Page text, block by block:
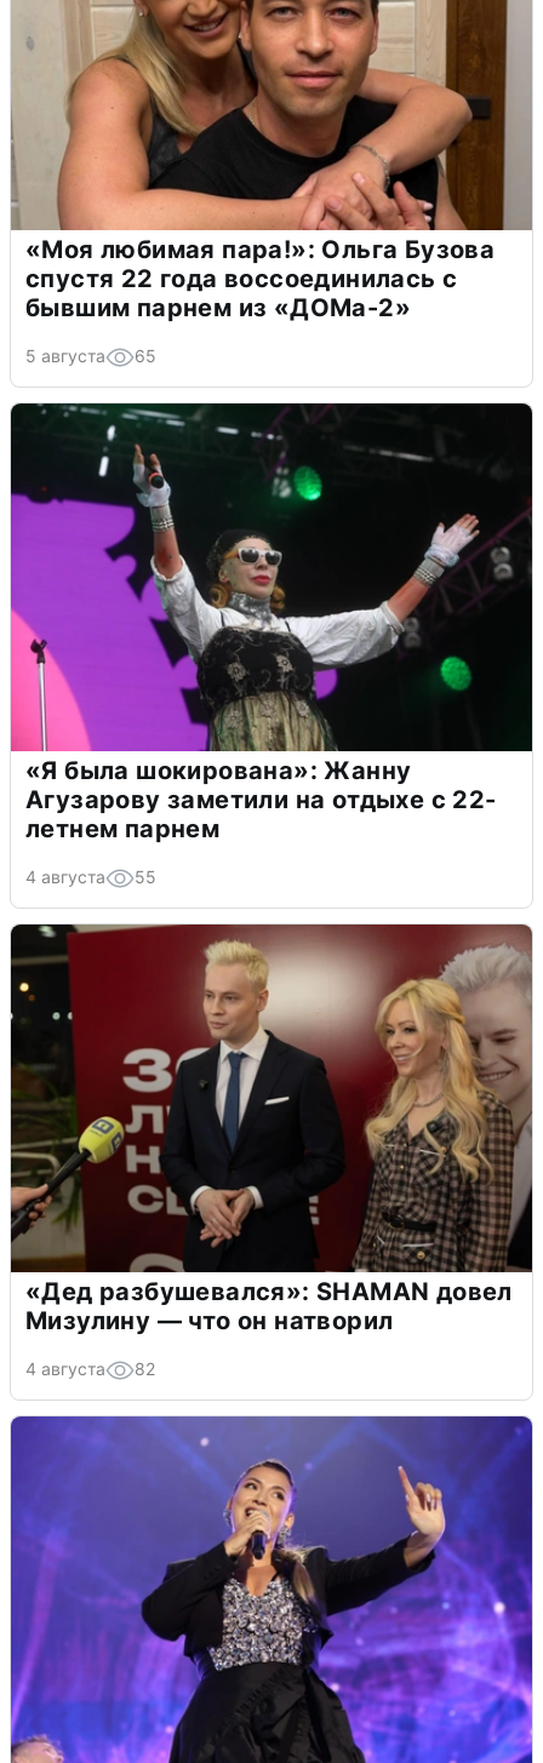
«Моя любимая пара!»: Ольга Бузова
спустя 22 года воссоединилась с
бывшим парнем из «ДОМа-2»
5 августа 65
«Я была шокирована»: Жанну
Агузарову заметили на отдыхе с 22-
летнем парнем
4 августа 55
«Дед разбушевался»: SHAMAN довел
Мизулину — что он натворил
4 августа 82